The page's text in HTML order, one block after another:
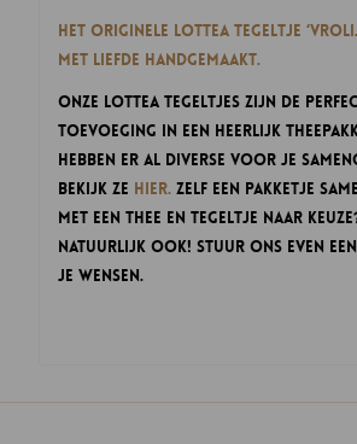
Het originele Lottea Tegeltje
met liefde handgemaakt.
Onze Lottea Tegeltjes zijn de
toevoeging in een heerlijk
hebben er al diverse voor je
bekijk ze hier. Zelf een pakketje
met een thee en tegeltje naar
natuurlijk ook! Stuur ons even
je wensen.